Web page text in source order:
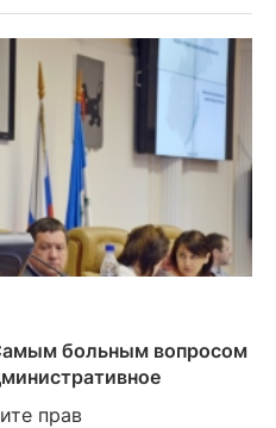
больным вопросом
прав